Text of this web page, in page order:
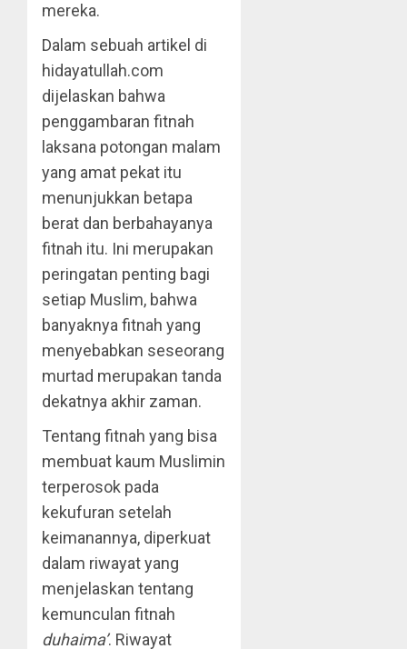
mereka.
Dalam sebuah artikel di
hidayatullah.com
dijelaskan bahwa
penggambaran fitnah
laksana potongan malam
yang amat pekat itu
menunjukkan betapa
berat dan berbahayanya
fitnah itu. Ini merupakan
peringatan penting bagi
setiap Muslim, bahwa
banyaknya fitnah yang
menyebabkan seseorang
murtad merupakan tanda
dekatnya akhir zaman.
Tentang fitnah yang bisa
membuat kaum Muslimin
terperosok pada
kekufuran setelah
keimanannya, diperkuat
dalam riwayat yang
menjelaskan tentang
kemunculan fitnah
duhaima’. Riwayat